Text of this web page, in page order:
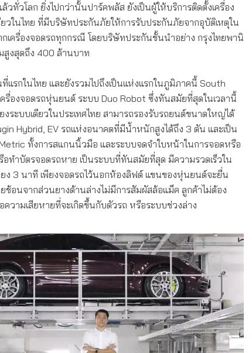
วทั่วโลก ยิ่งไปกว่านั้นปาร์คพลัส ยังเป็นผู้ให้บริการติดตั้งเครื่อง
ยวในไทย ที่มีบริษัทประกันภัยให้การรับประกันภัยจากอุบัติเหตุใน
ากเครื่องจอดรถทุกกรณี โดยบริษัทประกันชั้นนำอย่าง กรุงไทยพานิ
สูงสุดถึง 400 ล้านบาท
ที่แรกในไทย และยังรวมไปถึงเป็นแห่งแรกในภูมิภาคนี้ South
ครื่องจอดรถหุ่นยนต์ ระบบ Duo Robot ซึ่งทันสมัยที่สุดในเวลานี้
งระบบเดียวในประเทศไทย สามารถรองรับรถยนต์ขนาดใหญ่ได้
Hybrid, EV รถแห่งอนาคตที่มีน้ำหนักสูงได้ถึง 3 ตัน และเป็น
ทั้งการสแกนนิ้วมือ และระบบจดจำใบหน้าในการจอดหรือ
ทำบัตรจอดรถหาย เป็นระบบที่ทันสมัยที่สุด มีความรวดเร็วใน
ยง 3 นาที เพียงจอดรถไว้นอกห้องลิฟต์ แขนของหุ่นยนต์จะยื่น
อนจากส่วนยางด้านล่างไม่มีการสัมผัสล้อแม็ค ลูกค้าไม่ต้อง
ความเสียหายที่จะเกิดขึ้นกับตัวรถ หรือระบบช่วงล่าง